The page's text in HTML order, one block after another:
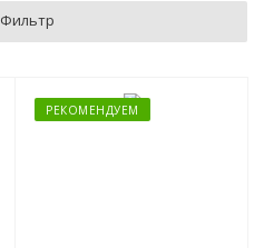
Фильтр
РЕКОМЕНДУЕМ